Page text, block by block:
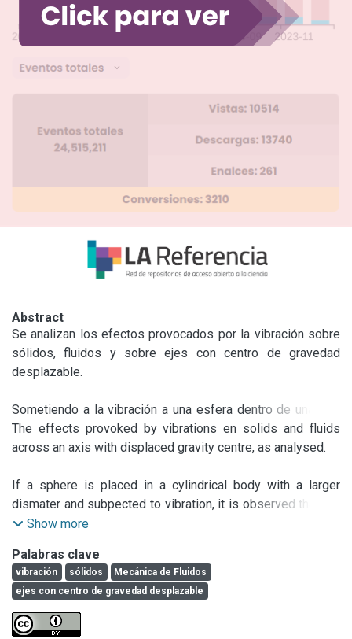
Abstract
Se analizan los efectos provocados por la vibración sobre
sólidos, fluidos y sobre ejes con centro de gravedad
desplazable.
Sometiendo a la vibración a una esfera dentro de una caja
cilindrica de mayor diámetro, se observa que aquélla gira
den tro de esta última con movimiento sincronizado y
excéntrico del vibrador. Llamaremos fuerza de acción a la
correspondiente a la pared de la caja que encierra la esfera
y reacción la fuerza centrífuga de la esfera sobre la pared,
Reemplazando la esfera por un líquido, éste gira alrededor
de la pared de la caja o tubo que lo contiene, cuyo eje
describe la órbita de vibración. De esta manera, el fluido
The effects provoked by vibrations en solids and fluids
across an axis with displaced gravity centre, as analysed.
If a sphere is placed in a cylindrical body with a larger
dismater and subpected to vibration, it is observed that the
former spins within the latter, with synchronized
opposite to the sccentric of the vibrator. Calling the forcé
corresponding to that on the walls lccking in the sphere, as
that of the action and the centrifugal force of sphere on the
walls, as that of reaction, both are aquel and opposite to
Show more
Palabras clave
vibración sólidos
Mecánica de Fluidos
ejes con centro de gravedad desplazable